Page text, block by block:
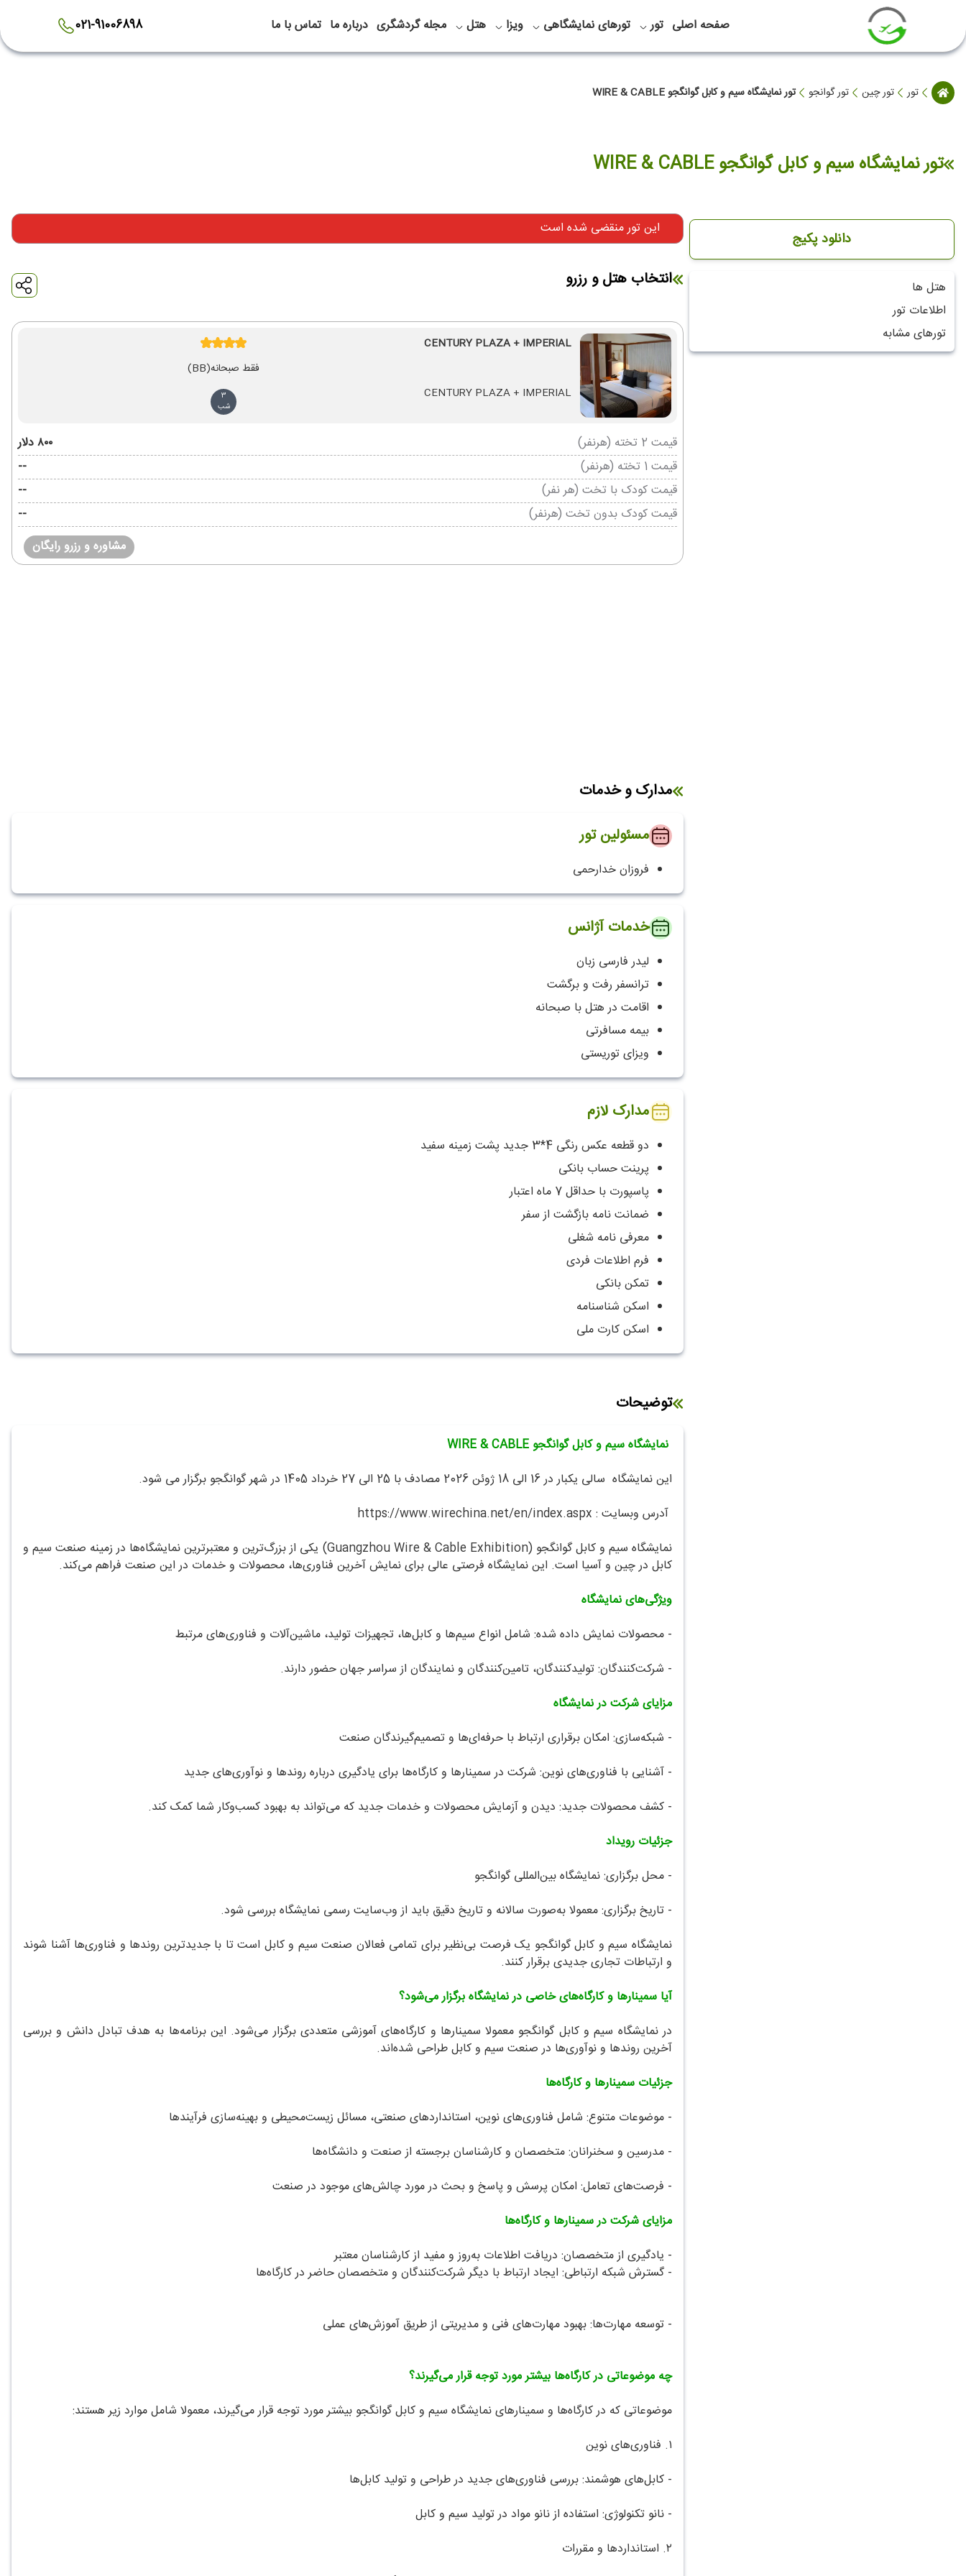
صفحه اصلی تور تورهای نمایشگاهی ویزا هتل مجله گردشگری درباره ما تماس با ما 021-91006898
تور تور چین تور گوانجو تور نمایشگاه سیم و کابل گوانگجو WIRE & CABLE
تور نمایشگاه سیم و کابل گوانگجو WIRE & CABLE
دانلود پکیج
هتل ها
اطلاعات تور
تورهای مشابه
این تور منقضی شده است
انتخاب هتل و رزرو
CENTURY PLAZA + IMPERIAL
CENTURY PLAZA + IMPERIAL
فقط صبحانه(BB)
3
شب
قیمت 2 تخته (هرنفر)
۸۰۰ دلار
قیمت 1 تخته (هرنفر)
--
قیمت کودک با تخت (هر نفر)
--
قیمت کودک بدون تخت (هرنفر)
--
مشاوره و رزرو رایگان
مدارک و خدمات
مسئولین تور
فروزان خدارحمی
خدمات آژانس
لیدر فارسی زبان
ترانسفر رفت و برگشت
اقامت در هتل با صبحانه
بیمه مسافرتی
ویزای توریستی
مدارک لازم
دو قطعه عکس رنگی 4*3 جدید پشت زمینه سفید
پرینت حساب بانکی
پاسپورت با حداقل 7 ماه اعتبار
ضمانت نامه بازگشت از سفر
معرفی نامه شغلی
فرم اطلاعات فردی
تمکن بانکی
اسکن شناسنامه
اسکن کارت ملی
توضیحات
نمایشگاه سیم و کابل گوانگجو WIRE & CABLE
این نمایشگاه سالی یکبار در 16 الی 18 ژوئن 2026 مصادف با 25 الی 27 خرداد 1405 در شهر گوانگجو برگزار می شود.
آدرس وبسایت : https://www.wirechina.net/en/index.aspx
نمایشگاه سیم و کابل گوانگجو (Guangzhou Wire & Cable Exhibition) یکی از بزرگ‌ترین و معتبرترین نمایشگاه‌ها در زمینه صنعت سیم و
کابل در چین و آسیا است. این نمایشگاه فرصتی عالی برای نمایش آخرین فناوری‌ها، محصولات و خدمات در این صنعت فراهم می‌کند.
ویژگی‌های نمایشگاه
- محصولات نمایش داده شده: شامل انواع سیم‌ها و کابل‌ها، تجهیزات تولید، ماشین‌آلات و فناوری‌های مرتبط
- شرکت‌کنندگان: تولیدکنندگان، تامین‌کنندگان و نمایندگان از سراسر جهان حضور دارند.
مزایای شرکت در نمایشگاه
- شبکه‌سازی: امکان برقراری ارتباط با حرفه‌ای‌ها و تصمیم‌گیرندگان صنعت
- آشنایی با فناوری‌های نوین: شرکت در سمینارها و کارگاه‌ها برای یادگیری درباره روندها و نوآوری‌های جدید
- کشف محصولات جدید: دیدن و آزمایش محصولات و خدمات جدید که می‌تواند به بهبود کسب‌وکار شما کمک کند.
جزئیات رویداد
- محل برگزاری: نمایشگاه بین‌المللی گوانگجو
- تاریخ برگزاری: معمولا به‌صورت سالانه و تاریخ دقیق باید از وب‌سایت رسمی نمایشگاه بررسی شود.
نمایشگاه سیم و کابل گوانگجو یک فرصت بی‌نظیر برای تمامی فعالان صنعت سیم و کابل است تا با جدیدترین روندها و فناوری‌ها آشنا شوند
و ارتباطات تجاری جدیدی برقرار کنند.
آیا سمینارها و کارگاه‌های خاصی در نمایشگاه برگزار می‌شود؟
در نمایشگاه سیم و کابل گوانگجو معمولا سمینارها و کارگاه‌های آموزشی متعددی برگزار می‌شود. این برنامه‌ها به هدف تبادل دانش و بررسی
آخرین روندها و نوآوری‌ها در صنعت سیم و کابل طراحی شده‌اند.
جزئیات سمینارها و کارگاه‌ها
- موضوعات متنوع: شامل فناوری‌های نوین، استانداردهای صنعتی، مسائل زیست‌محیطی و بهینه‌سازی فرآیندها
- مدرسین و سخنرانان: متخصصان و کارشناسان برجسته از صنعت و دانشگاه‌ها
- فرصت‌های تعامل: امکان پرسش و پاسخ و بحث در مورد چالش‌های موجود در صنعت
مزایای شرکت در سمینارها و کارگاه‌ها
- یادگیری از متخصصان: دریافت اطلاعات به‌روز و مفید از کارشناسان معتبر
- گسترش شبکه ارتباطی: ایجاد ارتباط با دیگر شرکت‌کنندگان و متخصصان حاضر در کارگاه‌ها
- توسعه مهارت‌ها: بهبود مهارت‌های فنی و مدیریتی از طریق آموزش‌های عملی
چه موضوعاتی در کارگاه‌ها بیشتر مورد توجه قرار می‌گیرند؟
موضوعاتی که در کارگاه‌ها و سمینارهای نمایشگاه سیم و کابل گوانگجو بیشتر مورد توجه قرار می‌گیرند، معمولا شامل موارد زیر هستند:
۱. فناوری‌های نوین
- کابل‌های هوشمند: بررسی فناوری‌های جدید در طراحی و تولید کابل‌ها
- نانو تکنولوژی: استفاده از نانو مواد در تولید سیم و کابل
۲. استانداردها و مقررات